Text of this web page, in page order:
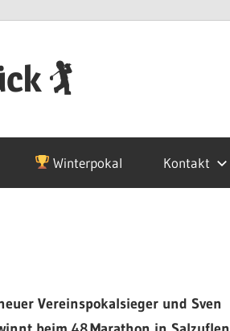
🏌
Winterpokal Kontakt
Vereinspokalsieger und Sven